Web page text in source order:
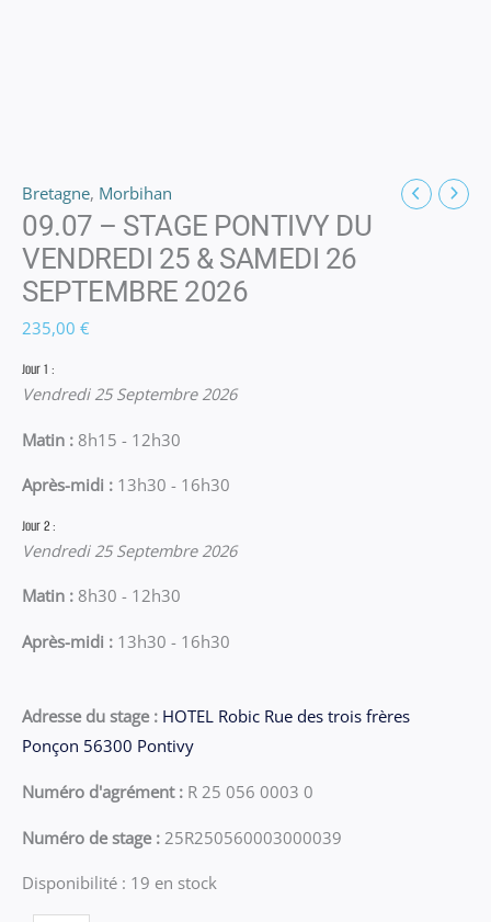
Bretagne, Morbihan
09.07 – STAGE PONTIVY DU
VENDREDI 25 & SAMEDI 26
SEPTEMBRE 2026
235,00 €
Jour 1 :
Vendredi 25 Septembre 2026
Matin : 8h15 - 12h30
Après-midi : 13h30 - 16h30
Jour 2 :
Vendredi 25 Septembre 2026
Matin : 8h30 - 12h30
Après-midi : 13h30 - 16h30
Adresse du stage : HOTEL Robic Rue des trois frères
Ponçon 56300 Pontivy
Numéro d'agrément : R 25 056 0003 0
Numéro de stage : 25R250560003000039
Disponibilité : 19 en stock